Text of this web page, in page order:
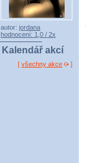
autor: jordana
hodnocení: 1,0 / 2x
Kalendář akcí
[ všechny akce ]